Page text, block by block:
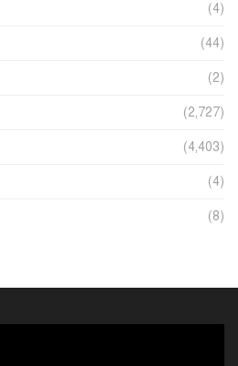
(4)
(44)
(2)
(2,727)
(4,403)
(4)
(8)